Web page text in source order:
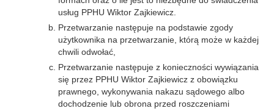
usług PPHU Wiktor Zajkiewicz.
Przetwarzanie następuje na podstawie zgody
użytkownika na przetwarzanie, którą może w każdej
chwili odwołać,
Przetwarzanie następuje z konieczności wywiązania
się przez PPHU Wiktor Zajkiewicz z obowiązku
prawnego, wykonywania nakazu sądowego albo
dochodzenie lub obrona przed roszczeniami